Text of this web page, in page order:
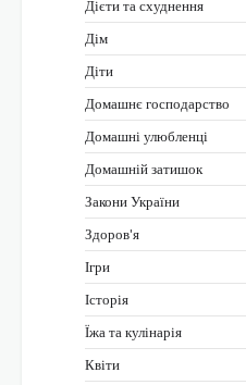
Дієти та схуднення
Дім
Діти
Домашнє господарство
Домашні улюбленці
Домашній затишок
Закони України
Здоров'я
Ігри
Історія
Їжа та кулінарія
Квіти